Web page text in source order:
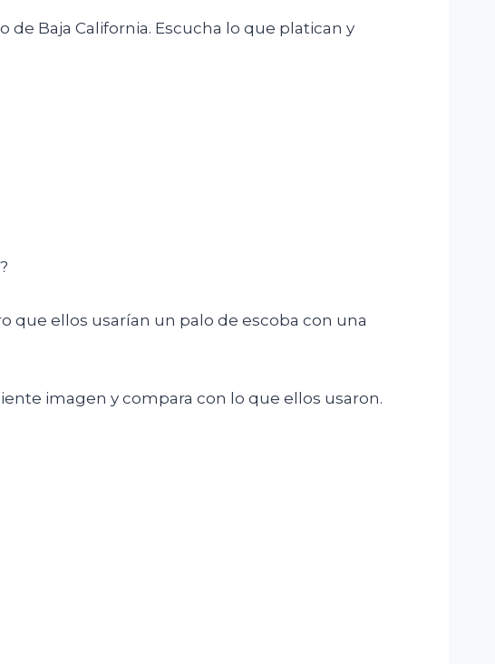
de Baja California. Escucha lo que platican y
que ellos usarían un palo de escoba con una
imagen y compara con lo que ellos usaron.